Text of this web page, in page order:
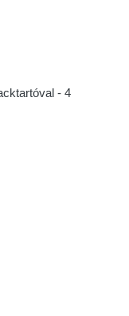
- 4